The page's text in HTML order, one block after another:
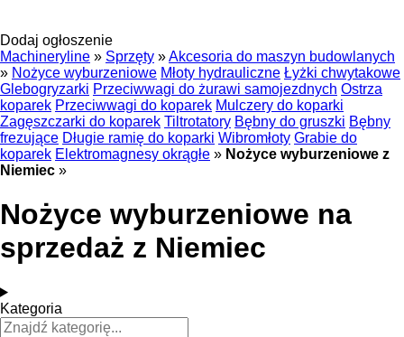
Dodaj ogłoszenie
Machineryline » Sprzęty »Akcesoria do maszyn budowlanych
» Nożyce wyburzeniowe Młoty hydrauliczne Łyżki chwytakowe
Glebogryzarki Przeciwwagi do żurawi samojezdnych Ostrza
koparek Przeciwwagi do koparek Mulczery do koparki
Zagęszczarki do koparek Tiltrotatory Bębny do gruszki Bębny
frezujące Długie ramię do koparki Wibromłoty Grabie do
koparek Elektromagnesy okrągłe » Nożyce wyburzeniowe z
Niemiec »
Nożyce wyburzeniowe na
sprzedaż z Niemiec
Kategoria